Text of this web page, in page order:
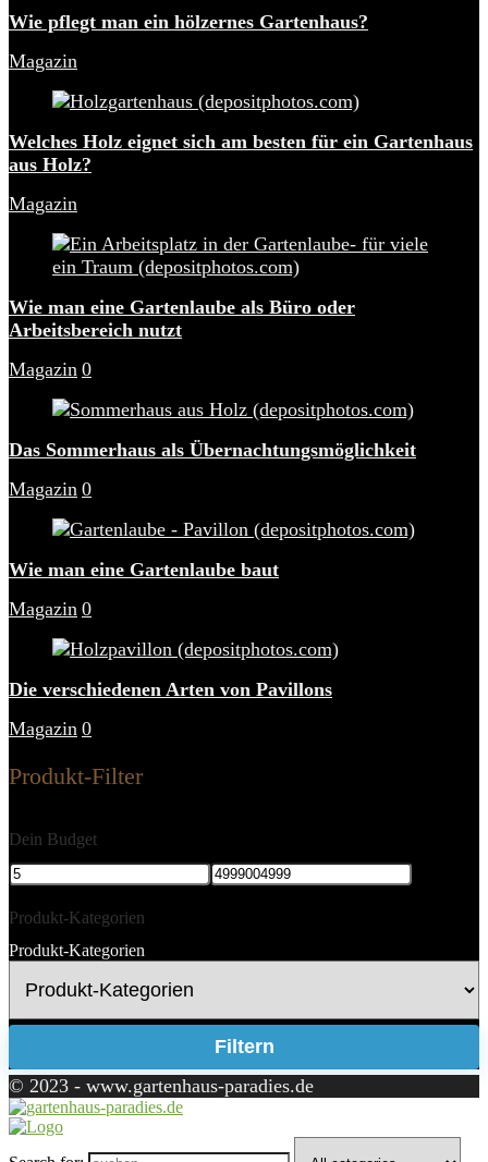
Wie pflegt man ein hölzernes Gartenhaus?
Magazin
Welches Holz eignet sich am besten für ein Gartenhaus
aus Holz?
Magazin
Wie man eine Gartenlaube als Büro oder
Arbeitsbereich nutzt
Magazin 0
Das Sommerhaus als Übernachtungsmöglichkeit
Magazin 0
Wie man eine Gartenlaube baut
Magazin 0
Die verschiedenen Arten von Pavillons
Magazin 0
Produkt-Filter
Dein Budget
Produkt-Kategorien
Produkt-Kategorien
Filtern
© 2023 - www.gartenhaus-paradies.de